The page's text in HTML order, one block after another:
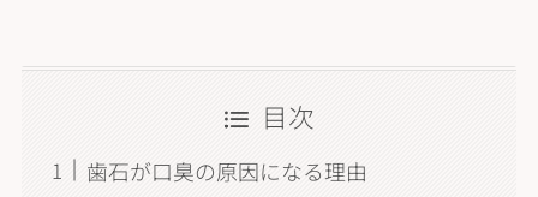
目次
歯石が口臭の原因になる理由